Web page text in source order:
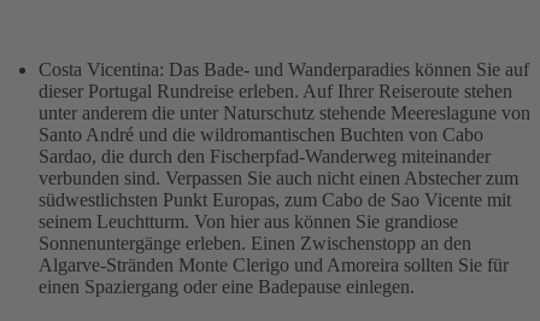
Costa Vicentina: Das Bade- und Wanderparadies können Sie auf
dieser Portugal Rundreise erleben. Auf Ihrer Reiseroute stehen
unter anderem die unter Naturschutz stehende Meereslagune von
Santo André und die wildromantischen Buchten von Cabo
Sardao, die durch den Fischerpfad-Wanderweg miteinander
verbunden sind. Verpassen Sie auch nicht einen Abstecher zum
südwestlichsten Punkt Europas, zum Cabo de Sao Vicente mit
seinem Leuchtturm. Von hier aus können Sie grandiose
Sonnenuntergänge erleben. Einen Zwischenstopp an den
Algarve-Stränden Monte Clerigo und Amoreira sollten Sie für
einen Spaziergang oder eine Badepause einlegen.